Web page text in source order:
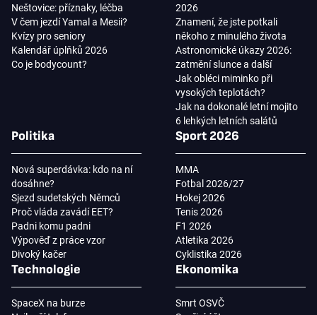
Neštovice: příznaky, léčba
V čem jezdí Yamal a Mesii?
Kvízy pro seniory
Kalendář úplňků 2026
Co je bodycount?
2026
Znamení, že jste potkali
někoho z minulého života
Astronomické úkazy 2026:
zatmění slunce a další
Jak obléci miminko při
vysokých teplotách?
Jak na dokonalé letní mojito
6 lehkých letních salátů
Politika
Nová superdávka: kdo na ní
dosáhne?
Sjezd sudetských Němců
Proč vláda zavádí EET?
Padni komu padni
Výpověď z práce vzor
Divoký kačer
Sport 2026
MMA
Fotbal 2026/27
Hokej 2026
Tenis 2026
F1 2026
Atletika 2026
Cyklistika 2026
Technologie
SpaceX na burze
Ekonomika
Smrt OSVČ